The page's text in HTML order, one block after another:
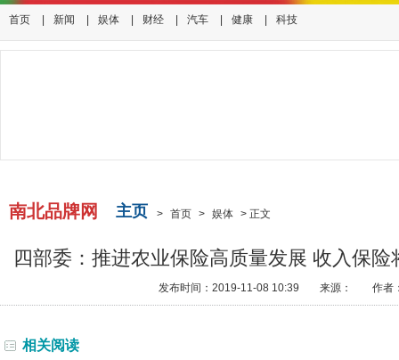
首页 新闻 娱体 财经 汽车 健康 科技
南北品牌网 主页 > 首页 > 娱体 > 正文
四部委：推进农业保险高质量发展 收入保
发布时间：2019-11-08 10:39 来源： 作者
相关阅读